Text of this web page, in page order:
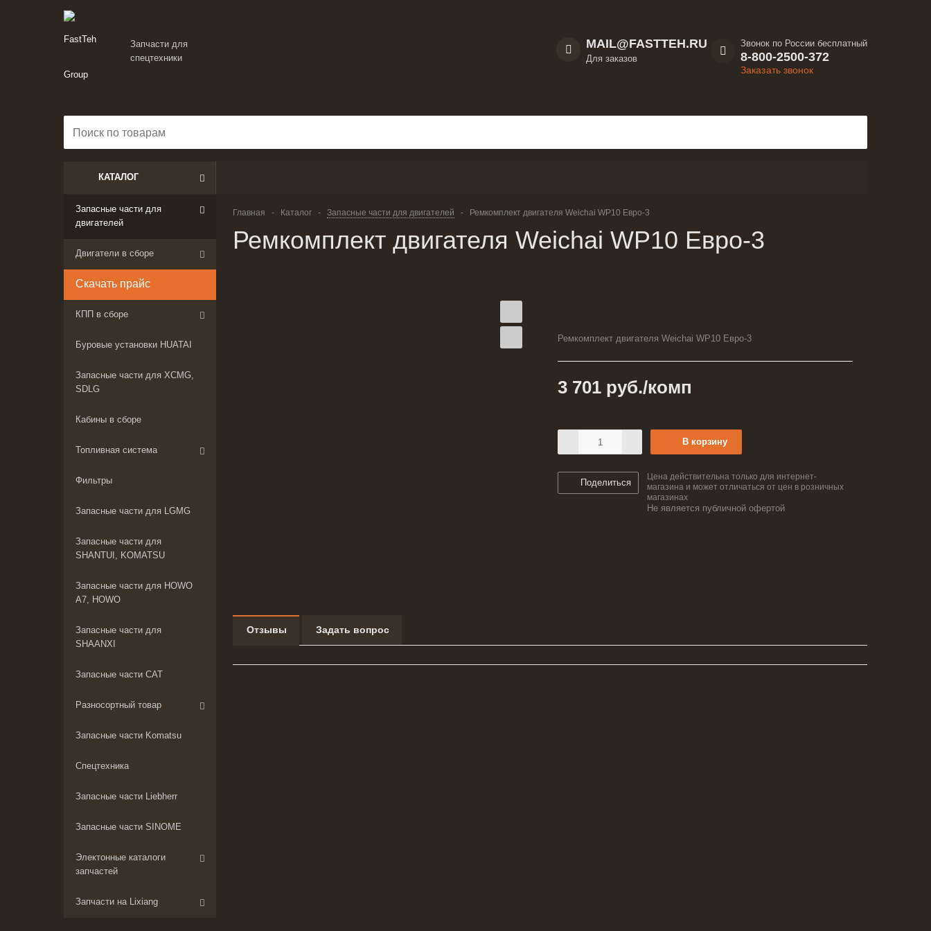
Запчасти для
спецтехники
MAIL@FASTTEH.RU
Для заказов
Звонок по России бесплатный
8-800-2500-372
Заказать звонок
КАТАЛОГ
Запасные части для
двигателей
Двигатели в сборе
Скачать прайс
КПП в сборе
Буровые установки HUATAI
Запасные части для XCMG,
SDLG
Кабины в сборе
Топливная система
Фильтры
Запасные части для LGMG
Запасные части для
SHANTUI, KOMATSU
Запасные части для HOWO
A7, HOWO
Запасные части для
SHAANXI
Запасные части CAT
Разносортный товар
Запасные части Komatsu
Спецтехника
Запасные части Liebherr
Запасные части SINOME
Электонные каталоги
запчастей
Запчасти на Lixiang
Главная - Каталог - Запасные части для двигателей - Ремкомплект двигателя Weichai WP10 Евро-3
Ремкомплект двигателя Weichai WP10 Евро-3
Ремкомплект двигателя Weichai WP10 Евро-3
3 701 руб./комп
В корзину
Поделиться
Цена действительна только для интернет-
магазина и может отличаться от цен в розничных
магазинах
Не является публичной офертой
Отзывы Задать вопрос